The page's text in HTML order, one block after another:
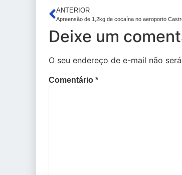
ANTERIOR
Apreensão de 1,2kg de cocaína no aeroporto
Deixe um
O seu endereço de e-mail não
Comentário *